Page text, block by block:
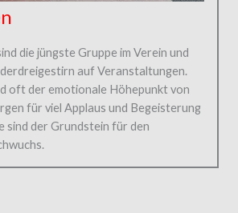
die jüngste Gruppe im Verein und
auf Veranstaltungen.
oft der emotionale Höhepunkt von
für viel Applaus und Begeisterung
sind der Grundstein für den